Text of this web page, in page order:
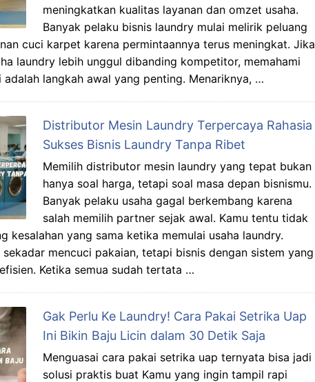
meningkatkan kualitas layanan dan omzet usaha.
Banyak pelaku bisnis laundry mulai melirik peluang
cuci karpet karena permintaannya terus meningkat. Jika
laundry lebih unggul dibanding kompetitor, memahami
adalah langkah awal yang penting. Menariknya, …
Distributor Mesin Laundry Terpercaya Rahasia
Sukses Bisnis Laundry Tanpa Ribet
Memilih distributor mesin laundry yang tepat bukan
hanya soal harga, tetapi soal masa depan bisnismu.
Banyak pelaku usaha gagal berkembang karena
salah memilih partner sejak awal. Kamu tentu tidak
kesalahan yang sama ketika memulai usaha laundry.
sekadar mencuci pakaian, tetapi bisnis dengan sistem yang
Ketika semua sudah tertata …
Gak Perlu Ke Laundry! Cara Pakai Setrika Uap
Ini Bikin Baju Licin dalam 30 Detik Saja
Menguasai cara pakai setrika uap ternyata bisa jadi
solusi praktis buat Kamu yang ingin tampil rapi